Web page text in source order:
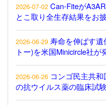
2026-07-02 Can-Fiteが
とこ取り全生存結果をお
2026-06-29 寿命を伸ばす遺
トー)を米国Minicircle社が
2026-06-26 コンゴ民主共
の抗ウイルス薬の臨床試